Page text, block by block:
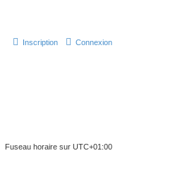
Connexion
Inscription
Fuseau horaire sur UTC+01:00